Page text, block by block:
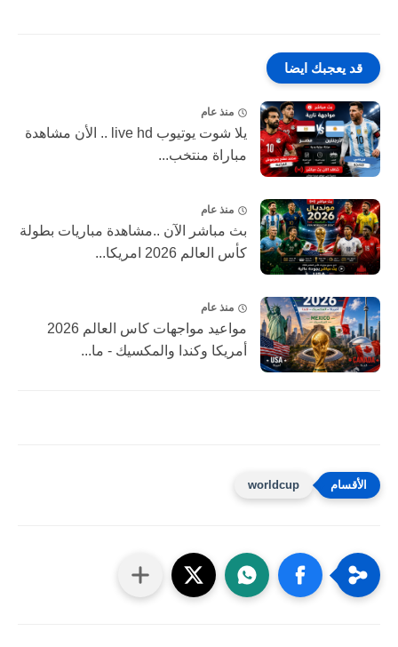
قد يعجبك ايضا
منذ عام
يلا شوت يوتيوب live hd .. الأن مشاهدة
مباراة منتخب...
منذ عام
بث مباشر الآن ..مشاهدة مباريات بطولة
كأس العالم 2026 امريكا...
منذ عام
مواعيد مواجهات كاس العالم 2026
أمريكا وكندا والمكسيك - ما...
worldcup